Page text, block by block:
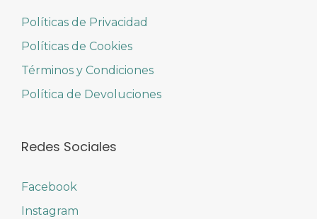
Políticas de Privacidad
Políticas de Cookies
Términos y Condiciones
Política de Devoluciones
Redes Sociales
Facebook
Instagram